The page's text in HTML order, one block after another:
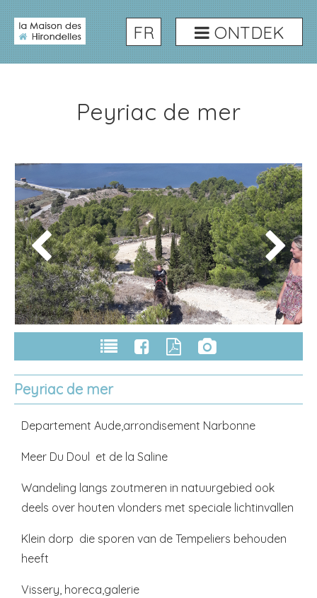
FR ONTDEK
Peyriac de mer
Peyriac de mer
Departement Aude,arrondisement Narbonne
Meer Du Doul et de la Saline
Wandeling langs zoutmeren in natuurgebied ook
deels over houten vlonders met speciale lichtinvallen
Klein dorp die sporen van de Tempeliers behouden
heeft
Vissery, horeca,galerie